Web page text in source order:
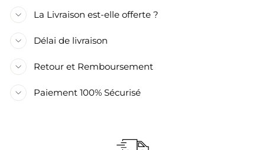
La Livraison est-elle offerte ?
Délai de livraison
Retour et Remboursement
Paiement 100% Sécurisé